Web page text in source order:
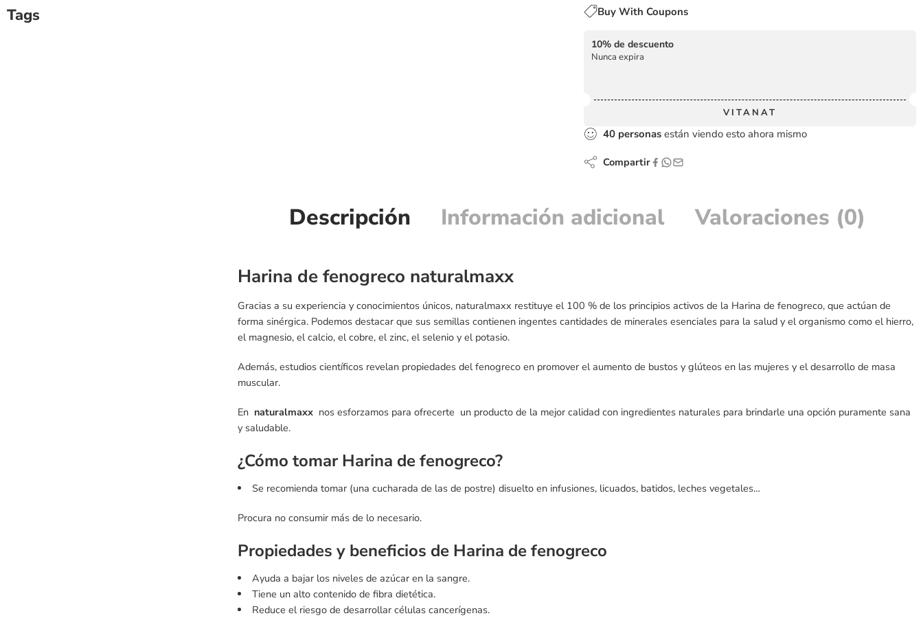
Buy With Coupons
10% de descuento
Nunca expira
VITANAT
40 personas están viendo esto ahora mismo
Compartir
Descripción Información adicional Valoraciones (0)
Harina de fenogreco naturalmaxx
Gracias a su experiencia y conocimientos únicos, naturalmaxx restituye el 100 % de los principios activos de la Harina de fenogreco, que actúan de
forma sinérgica. Podemos destacar que sus semillas contienen ingentes cantidades de minerales esenciales para la salud y el organismo como el hierro,
el magnesio, el calcio, el cobre, el zinc, el selenio y el potasio.
Además, estudios científicos revelan propiedades del fenogreco en promover el aumento de bustos y glúteos en las mujeres y el desarrollo de masa
muscular.
En naturalmaxx nos esforzamos para ofrecerte un producto de la mejor calidad con ingredientes naturales para brindarle una opción puramente sana
y saludable.
¿Cómo tomar Harina de fenogreco?
Se recomienda tomar (una cucharada de las de postre) disuelto en infusiones, licuados, batidos, leches vegetales…
Procura no consumir más de lo necesario.
Propiedades y beneficios de Harina de fenogreco
Ayuda a bajar los niveles de azúcar en la sangre.
Tiene un alto contenido de fibra dietética.
Reduce el riesgo de desarrollar células cancerígenas.
Tags